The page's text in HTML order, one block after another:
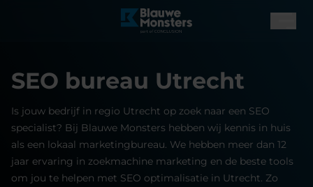
SEO bureau Utrecht
Is jouw bedrijf in regio Utrecht op zoek naar een SEO
specialist? Bij Blauwe Monsters hebben wij kennis in huis
als een lokaal marketingbureau. We hebben meer dan 12
jaar ervaring in zoekmachine marketing en de beste tools
om jou te helpen met SEO optimalisatie in Utrecht. Zo